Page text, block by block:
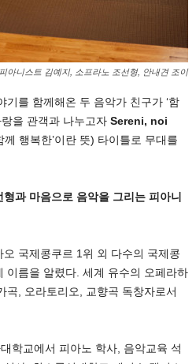
피아니스트 김예지, 소프라노 조선형, 안내견 조이
기를 함께해온 두 음악가 친구가 ‘함
을 관객과 나누고자 Sereni, noi
께 행복한’이란 뜻) 타이틀로 무대를
과 마음으로 음악을 그리는 피아니
국제콩쿠르 1위 외 다수의 국제콩
이름을 알렸다. 세계 유수의 오페라하
곡, 오라토리오, 교향곡 독창자로서
학교에서 피아노 학사, 음악교육 석